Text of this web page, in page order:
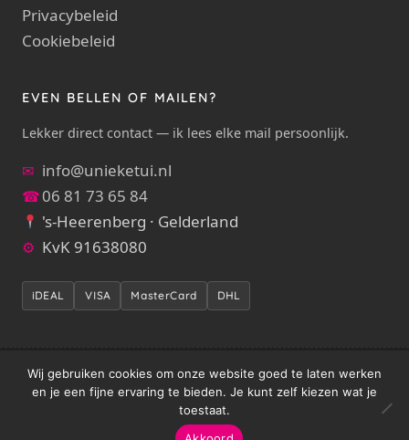
Privacybeleid
Cookiebeleid
EVEN BELLEN OF MAILEN?
Lekker direct contact — ik lees elke mail persoonlijk.
✉ info@unieketui.nl
☎06 81 73 65 84
's-Heerenberg · Gelderland
⚙ KvK 91638080
iDEAL VISA MasterCard DHL
© 2026 Unieketui — handgemaaktmet liefdedoor Inge
Meisters / Crea Gein
Alle rechten voorbehouden. Voor herinneringsstukken &
Wij gebruiken cookies om onze website goed te laten werken
en je een fijne ervaring te bieden. Je kunt zelf kiezen wat je
toestaat.